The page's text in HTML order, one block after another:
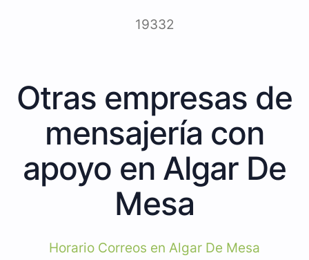
19332
Otras empresas de
mensajería con
apoyo en Algar De
Mesa
Horario Correos en Algar De Mesa